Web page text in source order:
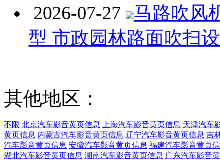
2026-07-27
马路吹风
型 市政园林路面吹扫
其他地区：
不限 北京汽车影音黄页信息 上海汽车影音黄页信息 天津汽车
黄页信息 内蒙古汽车影音黄页信息 辽宁汽车影音黄页信息 吉
汽车影音黄页信息 安徽汽车影音黄页信息 福建汽车影音黄页
湖北汽车影音黄页信息 湖南汽车影音黄页信息 广东汽车影音